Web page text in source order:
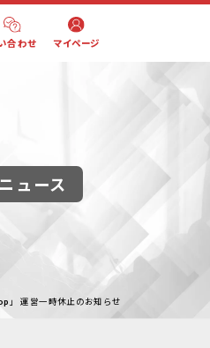
合わせ マイページ
ュース
」 運営一時休止のお知らせ